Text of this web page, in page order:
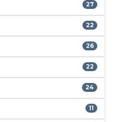
27
22
26
22
24
11